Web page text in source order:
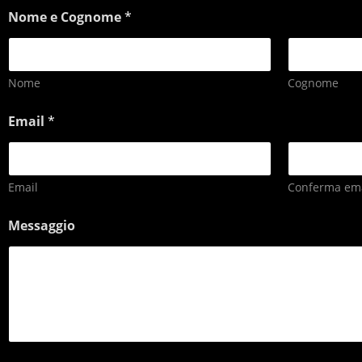
Nome e Cognome*
Nome Cognome
Email *
Email Conferma
Messaggio